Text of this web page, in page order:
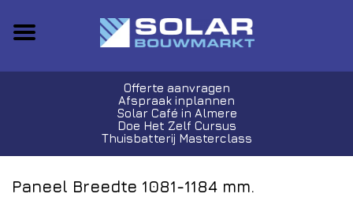
Kabels en Stekkers
Offerte aanvragen
Afspraak inplannen
Solar Café in Almere
Doe Het Zelf Cursus
Thuisbatterij Masterclass
Paneel Breedte 1081-1184 mm.